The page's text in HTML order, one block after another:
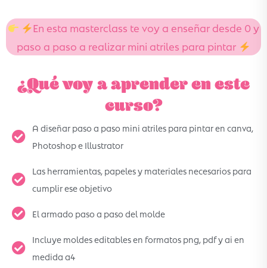
En esta masterclass te voy a enseñar desde 0 y
paso a paso a realizar mini atriles para pintar
¿Qué voy a aprender en este
curso?
A diseñar paso a paso mini atriles para pintar en canva,
Photoshop e Illustrator
Las herramientas, papeles y materiales necesarios para
cumplir ese objetivo
El armado paso a paso del molde
Incluye moldes editables en formatos png, pdf y ai en
medida a4